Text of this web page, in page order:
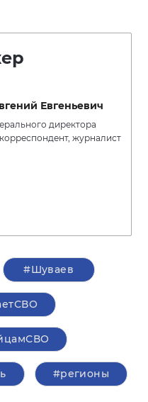
Евгеньевич
директора
журналист
#Шуваев
#регионы